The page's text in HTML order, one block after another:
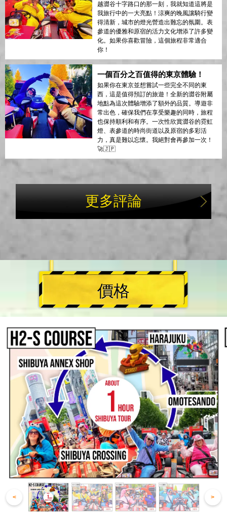
越澀谷十字路口的那一刻，我就知道這將是
我旅行中的一大亮點！涼爽的晚風讓騎行變
得清新，城市的燈光營造出難忘的氛圍。表
參道的優雅和原宿的活力文化增添了許多變
化。如果你喜歡冒險，這個旅程非常適合
你！
一個百分之百值得的東京體驗！
如果你在東京並想嘗試一些完全不同的東
西，這是值得預訂的旅遊！全新的澀谷附屬
地點為這次體驗增添了額外的品質。導遊非
常出色，確保我們在享受樂趣的同時，旅程
也保持順利和有序。一次性欣賞澀谷的霓虹
燈、表參道的時尚街道以及原宿的多彩活
力，真是難以忘懷。我絕對會再參加一次！
🚀🇯🇵
更多評論
價格
< >